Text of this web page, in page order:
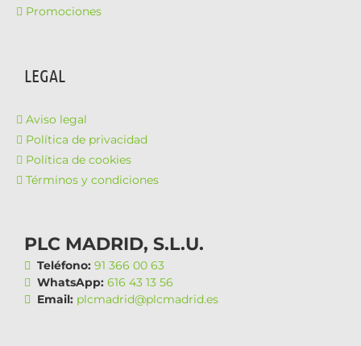
Promociones
LEGAL
Aviso legal
Política de privacidad
Política de cookies
Términos y condiciones
PLC MADRID, S.L.U.
Teléfono: 91 366 00 63
WhatsApp: 616 43 13 56
Email: plcmadrid@plcmadrid.es